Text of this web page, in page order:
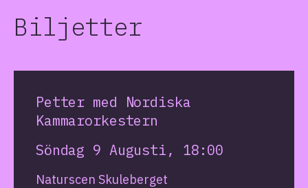
Biljetter
Petter med Nordiska
Kammarorkestern
Söndag 9 Augusti, 18:00
Naturscen Skuleberget